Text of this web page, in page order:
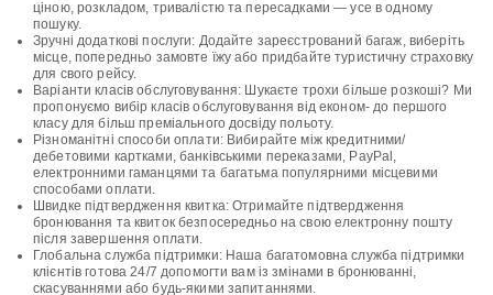
ціною, розкладом, тривалістю та пересадками — усе в одному
пошуку.
Зручні додаткові послуги: Додайте зареєстрований багаж, виберіть
місце, попередньо замовте їжу або придбайте туристичну страховку
для свого рейсу.
Варіанти класів обслуговування: Шукаєте трохи більше розкоші? Ми
пропонуємо вибір класів обслуговування від економ- до першого
класу для більш преміального досвіду польоту.
Різноманітні способи оплати: Вибирайте між кредитними/
дебетовими картками, банківськими переказами, PayPal,
електронними гаманцями та багатьма популярними місцевими
способами оплати.
Швидке підтвердження квитка: Отримайте підтвердження
бронювання та квиток безпосередньо на свою електронну пошту
після завершення оплати.
Глобальна служба підтримки: Наша багатомовна служба підтримки
клієнтів готова 24/7 допомогти вам із змінами в бронюванні,
скасуваннями або будь-якими запитаннями.